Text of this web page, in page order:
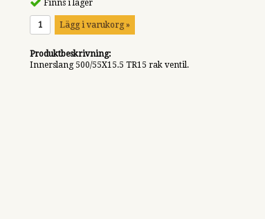
Finns i lager
Lägg i varukorg »
Produktbeskrivning:
Innerslang 500/55X15.5 TR15 rak ventil.